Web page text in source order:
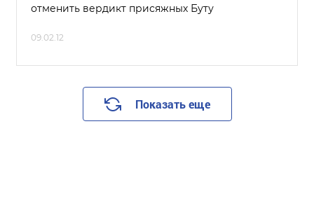
отменить вердикт присяжных Буту
09.02.12
Показать еще